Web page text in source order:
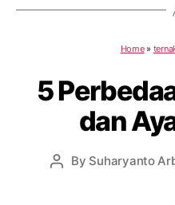
Home»
5
dan
Post
By Suharyanto